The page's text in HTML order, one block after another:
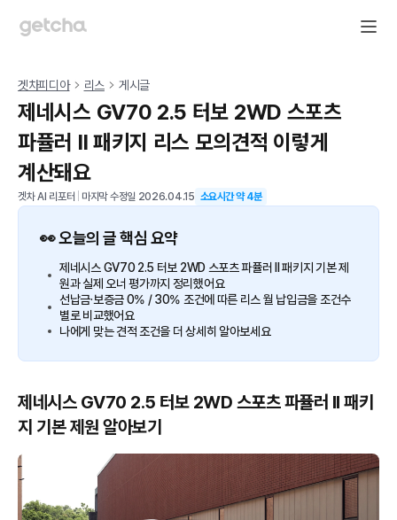
겟차피디아 리스 게시글
제네시스 GV70 2.5 터보 2WD 스포츠
파퓰러 Il 패키지 리스 모의견적 이렇게
계산돼요
겟차 AI 리포터 마지막 수정일 2026.04.15 소요시간 약4분
👀 오늘의 글 핵심 요약
제네시스 GV70 2.5 터보 2WD 스포츠 파퓰러 Il 패키지 기본 제
원과 실제 오너 평가까지 정리했어요
선납금·보증금 0% / 30% 조건에 따른 리스 월 납입금을 조건수
별로 비교했어요
나에게 맞는 견적 조건을 더 상세히 알아보세요
제네시스 GV70 2.5 터보 2WD 스포츠 파퓰러 Il 패키
지 기본 제원 알아보기